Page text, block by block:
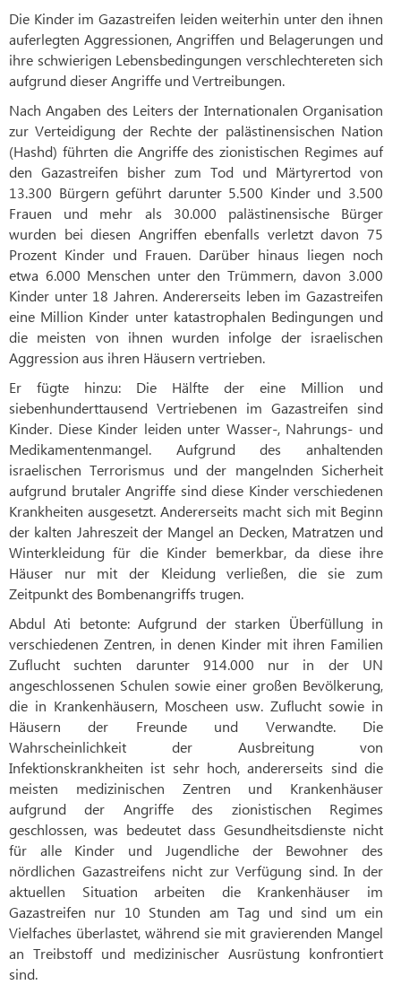
Die Kinder im Gazastreifen leiden weiterhin unter den ihnen
auferlegten Aggressionen, Angriffen und Belagerungen und
ihre schwierigen Lebensbedingungen verschlechtereten sich
aufgrund dieser Angriffe und Vertreibungen.
Nach Angaben des Leiters der Internationalen Organisation
zur Verteidigung der Rechte der palästinensischen Nation
(Hashd) führten die Angriffe des zionistischen Regimes auf
den Gazastreifen bisher zum Tod und Märtyrertod von
13.300 Bürgern geführt darunter 5.500 Kinder und 3.500
Frauen und mehr als 30.000 palästinensische Bürger
wurden bei diesen Angriffen ebenfalls verletzt davon 75
Prozent Kinder und Frauen. Darüber hinaus liegen noch
etwa 6.000 Menschen unter den Trümmern, davon 3.000
Kinder unter 18 Jahren. Andererseits leben im Gazastreifen
eine Million Kinder unter katastrophalen Bedingungen und
die meisten von ihnen wurden infolge der israelischen
Aggression aus ihren Häusern vertrieben.
Er fügte hinzu: Die Hälfte der eine Million und
siebenhunderttausend Vertriebenen im Gazastreifen sind
Kinder. Diese Kinder leiden unter Wasser-, Nahrungs- und
Medikamentenmangel. Aufgrund des anhaltenden
israelischen Terrorismus und der mangelnden Sicherheit
aufgrund brutaler Angriffe sind diese Kinder verschiedenen
Krankheiten ausgesetzt. Andererseits macht sich mit Beginn
der kalten Jahreszeit der Mangel an Decken, Matratzen und
Winterkleidung für die Kinder bemerkbar, da diese ihre
Häuser nur mit der Kleidung verließen, die sie zum
Zeitpunkt des Bombenangriffs trugen.
Abdul Ati betonte: Aufgrund der starken Überfüllung in
verschiedenen Zentren, in denen Kinder mit ihren Familien
Zuflucht suchten darunter 914.000 nur in der UN
angeschlossenen Schulen sowie einer großen Bevölkerung,
die in Krankenhäusern, Moscheen usw. Zuflucht sowie in
Häusern der Freunde und Verwandte. Die
Wahrscheinlichkeit der Ausbreitung von
Infektionskrankheiten ist sehr hoch, andererseits sind die
meisten medizinischen Zentren und Krankenhäuser
aufgrund der Angriffe des zionistischen Regimes
geschlossen, was bedeutet dass Gesundheitsdienste nicht
für alle Kinder und Jugendliche der Bewohner des
nördlichen Gazastreifens nicht zur Verfügung sind. In der
aktuellen Situation arbeiten die Krankenhäuser im
Gazastreifen nur 10 Stunden am Tag und sind um ein
Vielfaches überlastet, während sie mit gravierenden Mangel
an Treibstoff und medizinischer Ausrüstung konfrontiert
sind.